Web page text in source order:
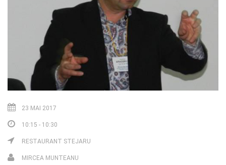
23 MAI 2017
10:15 - 10:30
RESTAURANT STEJARU
MIRCEA MUNTEANU